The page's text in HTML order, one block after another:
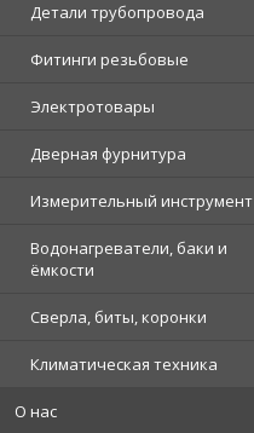
Детали трубопровода
Фитинги резьбовые
Электротовары
Дверная фурнитура
Измерительный инструмент
Водонагреватели, баки и
ёмкости
Сверла, биты, коронки
Климатическая техника
О нас